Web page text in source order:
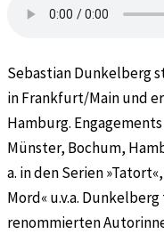
Sebastian Dunkelberg
in Frankfurt/Main und
Hamburg.
Münster, Bochum,
a. in den Serien
Mord« u.v.a.
renommierten